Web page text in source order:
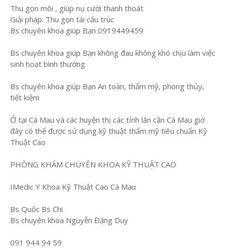
Thu gọn môi , giúp nụ cười thanh thoát
Giải pháp: Thu gọn tái cấu trúc
Bs chuyên khoa giúp Bạn 0919449459
Bs chuyên khoa giúp Bạn không đau không khó chịu làm việc
sinh hoạt bình thường
Bs chuyên khoa giúp Bạn An toàn, thẩm mỹ, phong thủy,
tiết kiệm
Ở tại Cà Mau và các huyện thị các tỉnh lân cận Cà Mau giờ
đây có thể được sử dụng kỹ thuật thẩm mỹ tiêu chuẩn Kỹ
Thuật Cao
PHÒNG KHÁM CHUYÊN KHOA KỸ THUẬT CAO
IMedic Y Khoa Kỹ Thuật Cao Cà Mau
Bs Quốc Bs Chi
Bs chuyên khoa Nguyễn Đặng Duy
091 944 94 59